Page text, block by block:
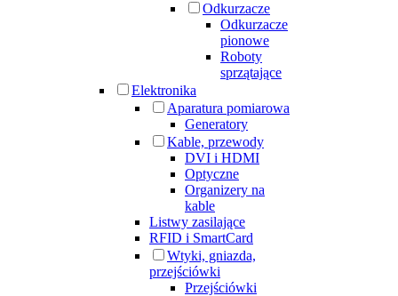
Odkurzacze
Odkurzacze
pionowe
Roboty
sprzątające
Elektronika
Aparatura pomiarowa
Generatory
Kable, przewody
DVI i HDMI
Optyczne
Organizery na
kable
Listwy zasilające
RFID i SmartCard
Wtyki, gniazda,
przejściówki
Przejściówki